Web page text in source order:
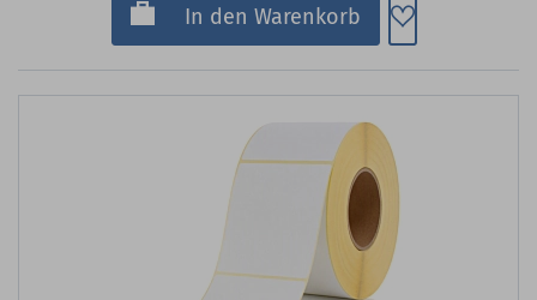
In den Warenkorb Zum